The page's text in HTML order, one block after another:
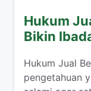
Hukum
Bikin
​Hukum Jual
pengetahuan